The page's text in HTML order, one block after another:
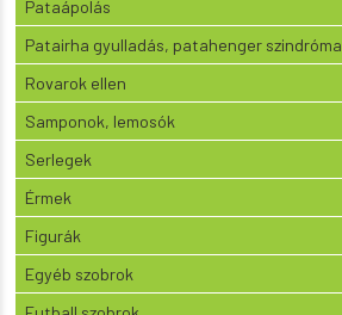
Pataápolás
Patairha gyulladás, patahenger szindróma
Rovarok ellen
Samponok, lemosók
Serlegek
Érmek
Figurák
Egyéb szobrok